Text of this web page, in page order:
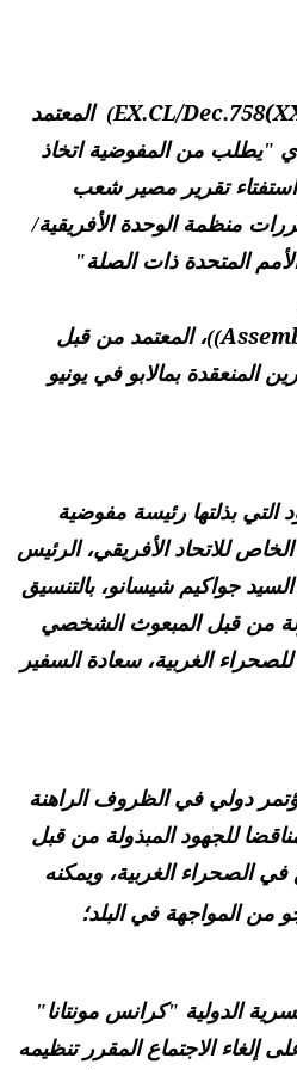
EX.CL/) المعتمد
"يطلب من المفوضية اتخاذ
استفتاء تقرير مصير شعب
منظمة الوحدة الأفريقية/
المتحدة ذات الصلة"
))، المعتمد من قبل
المنعقدة بمالابو في يونيو
بذلتها رئيسة مفوضية
للاتحاد الأفريقي، الرئيس
جواكيم شيسانو، بالتنسيق
من قبل المبعوث الشخصي
للصحراء الغربية، سعادة السفير
دولي في الظروف الراهنة
للجهود المبذولة من قبل
في الصحراء الغربية، ويمكنه
المواجهة في البلد؛
الدولية "كرانس مونتانا"
إلغاء الاجتماع المقرر تنظيمه